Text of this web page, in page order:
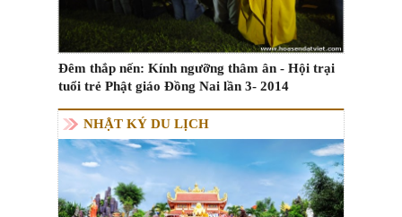
Đêm thắp nến: Kính ngưỡng thâm ân - Hội trại
tuổi trẻ Phật giáo Đồng Nai lần 3- 2014
NHẬT KÝ DU LỊCH